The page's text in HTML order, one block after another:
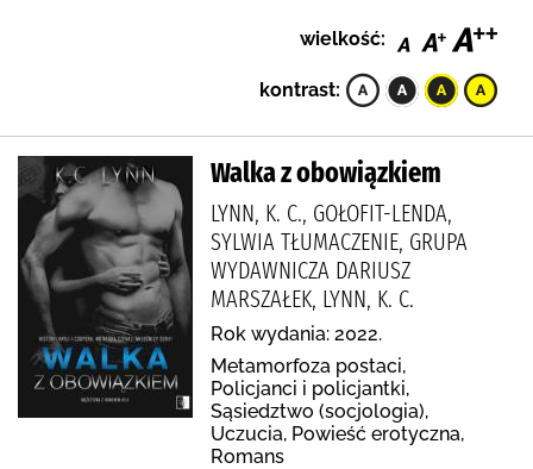
wielkość:
kontrast:
Walka z obowiązkiem
LYNN, K. C., GOŁOFIT-LENDA,
SYLWIA TŁUMACZENIE, GRUPA
WYDAWNICZA DARIUSZ
MARSZAŁEK, LYNN, K. C.
Rok wydania: 2022.
Metamorfoza postaci,
Policjanci i policjantki,
Sąsiedztwo (socjologia),
Uczucia, Powieść erotyczna,
Romans